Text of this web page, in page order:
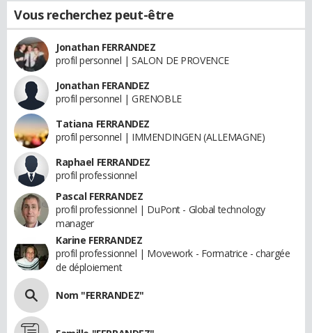
Vous recherchez peut-être
Jonathan FERRANDEZ
profil personnel | SALON DE PROVENCE
Jonathan FERANDEZ
profil personnel | GRENOBLE
Tatiana FERRANDEZ
profil personnel | IMMENDINGEN (ALLEMAGNE)
Raphael FERRANDEZ
profil professionnel
Pascal FERRANDEZ
profil professionnel | DuPont - Global technology
manager
Karine FERRANDEZ
profil professionnel | Movework - Formatrice - chargée
de déploiement
Nom "FERRANDEZ"